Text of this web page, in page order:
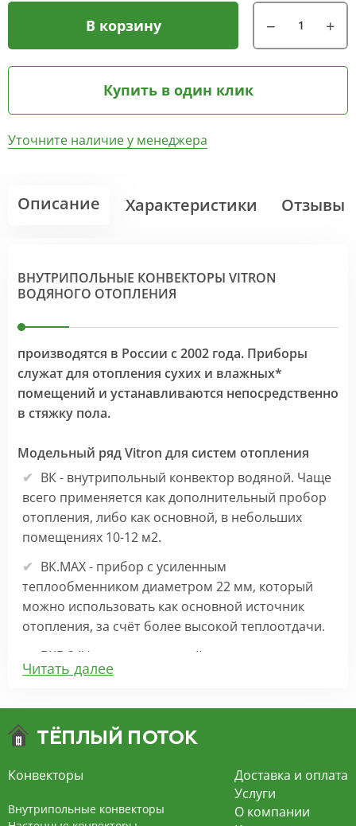
В корзину
Купить в один клик
Уточните наличие у менеджера
Описание Характеристики Отзывы
ВНУТРИПОЛЬНЫЕ КОНВЕКТОРЫ VITRON
ВОДЯНОГО ОТОПЛЕНИЯ
производятся в России с 2002 года. Приборы
служат для отопления сухих и влажных*
помещений и устанавливаются непосредственно
в стяжку пола.
Модельный ряд Vitron для систем отопления
ВК - внутрипольный конвектор водяной. Чаще
всего применяется как дополнительный пробор
отопления, либо как основной, в небольших
помещениях 10-12 м2.
ВК.МАХ - прибор с усиленным
теплообменником диаметром 22 мм, который
можно использовать как основной источник
отопления, за счёт более высокой теплоотдачи.
ВКВ 24V – внутрипольный конвектор
отопления с вентилятором на 24В подходит для
экономит электроэнергию и бесшумно работает.
конвекцией на 220В. За счет тангенциального
вентилятора создает принудительную
Читать далее
Конвекторы
Внутрипольные конвекторы
Доставка и оплата
Услуги
О компании